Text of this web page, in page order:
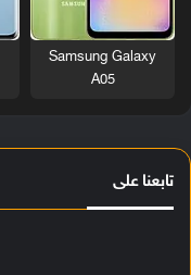
Samsung Galaxy
A05
تابعنا على